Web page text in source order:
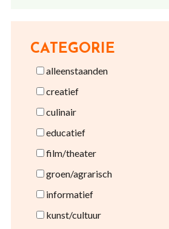
CATEGORIE
alleenstaanden
creatief
culinair
educatief
film/theater
groen/agrarisch
informatief
kunst/cultuur